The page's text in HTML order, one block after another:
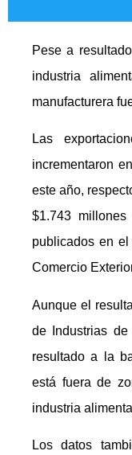
Pese a
industria
manufacturera
Las
incrementaron
este año,
$1.743
publicados en el
Comercio
Aunque el
de Industrias
resultado a la
está fuera de
industria
Los datos